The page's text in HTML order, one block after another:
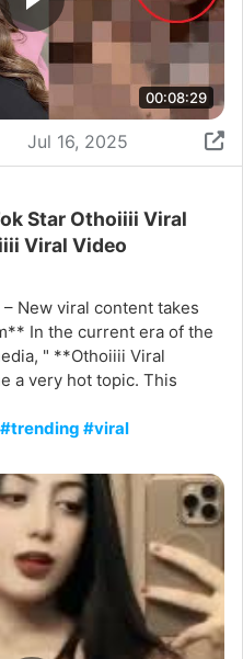
00:08:29
Jul 16, 2025
Star Othoiiii Viral
Viral Video
New viral content takes
In the current era of the
" **Othoiiii Viral
a very hot topic. This
#viral